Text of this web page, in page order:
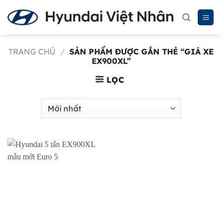
đến
TRANG CHỦ / SẢN PHẨM ĐƯỢC GẮN THẺ “GIÁ XE
EX900XL”
LỌC